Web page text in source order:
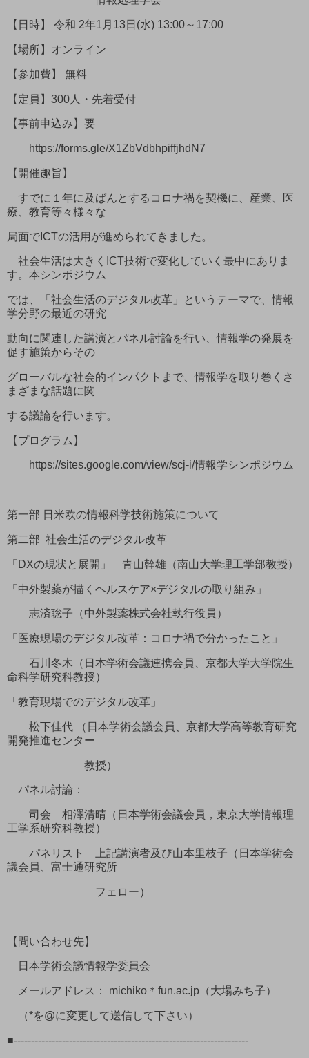
【日時】 令和 2年1月13日(水) 13:00～17:00
【場所】オンライン
【参加費】 無料
【定員】300人・先着受付
【事前申込み】要
https://forms.gle/X1ZbVdbhpiffjhdN7
【開催趣旨】
すでに１年に及ばんとするコロナ禍を契機に、産業、医
療、教育等々様々な
局面でICTの活用が進められてきました。
社会生活は大きくICT技術で変化していく最中にありま
す。本シンポジウム
では、「社会生活のデジタル改革」というテーマで、情報
学分野の最近の研究
動向に関連した講演とパネル討論を行い、情報学の発展を
促す施策からその
グローバルな社会的インパクトまで、情報学を取り巻くさ
まざまな話題に関
する議論を行います。
【プログラム】
https://sites.google.com/view/scj-i/情報学シンポジウム
第一部 日米欧の情報科学技術施策について
第二部 社会生活のデジタル改革
「DXの現状と展開」 青山幹雄（南山大学理工学部教授）
「中外製薬が描くヘルスケア×デジタルの取り組み」
志済聡子（中外製薬株式会社執行役員）
「医療現場のデジタル改革：コロナ禍で分かったこと」
石川冬木（日本学術会議連携会員、京都大学大学院生
命科学研究科教授）
「教育現場でのデジタル改革」
松下佳代 （日本学術会議会員、京都大学高等教育研究
開発推進センター
教授）
パネル討論：
司会 相澤清晴（日本学術会議会員，東京大学情報理
工学系研究科教授）
パネリスト 上記講演者及び山本里枝子（日本学術会
議会員、富士通研究所
フェロー）
【問い合わせ先】
日本学術会議情報学委員会
メールアドレス： michiko＊fun.ac.jp（大場みち子）
（*を@に変更して送信して下さい）
■--------------------------------------------------------------------